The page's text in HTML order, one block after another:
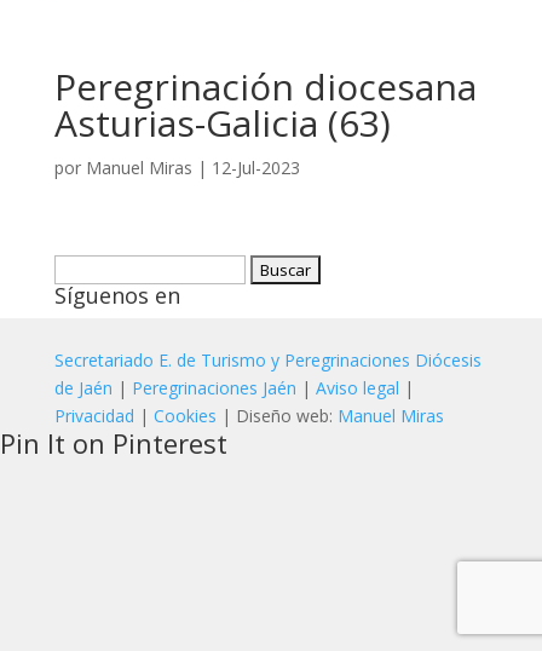
Peregrinación diocesana
Asturias-Galicia (63)
por Manuel Miras | 12-Jul-2023
Síguenos en
Secretariado E. de Turismo y Peregrinaciones Diócesis
de Jaén | Peregrinaciones Jaén | Aviso legal |
Privacidad | Cookies | Diseño web: Manuel Miras
Pin It on Pinterest